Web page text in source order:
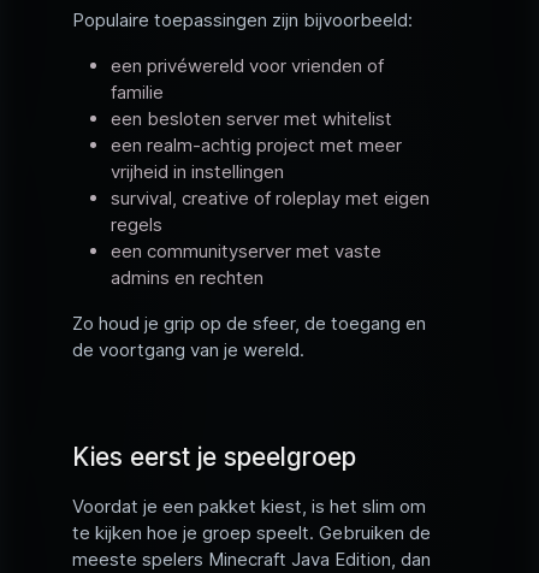
Populaire toepassingen zijn bijvoorbeeld:
een privéwereld voor vrienden of
familie
een besloten server met whitelist
een realm-achtig project met meer
vrijheid in instellingen
survival, creative of roleplay met eigen
regels
een communityserver met vaste
admins en rechten
Zo houd je grip op de sfeer, de toegang en
de voortgang van je wereld.
Kies eerst je speelgroep
Voordat je een pakket kiest, is het slim om
te kijken hoe je groep speelt. Gebruiken de
meeste spelers Minecraft Java Edition, dan